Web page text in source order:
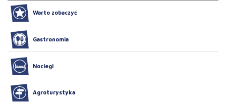
Warto zobaczyć
Gastronomia
Noclegi
Agroturystyka